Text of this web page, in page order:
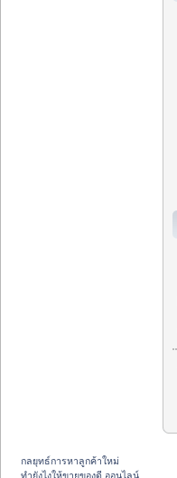
กลยุทธ์การหาลูกค้าใหม่
ทํายังไงให้ขายของดี ออนไลน์